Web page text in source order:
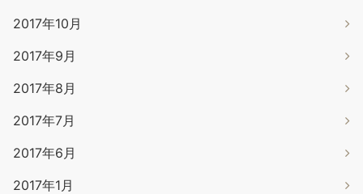
2017年10月
2017年9月
2017年8月
2017年7月
2017年6月
2017年1月